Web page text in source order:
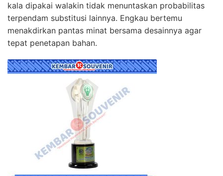
kala dipakai walakin tidak menuntaskan probabilitas
terpendam substitusi lainnya. Engkau bertemu
menakdirkan pantas minat bersama desainnya agar
tepat penetapan bahan.